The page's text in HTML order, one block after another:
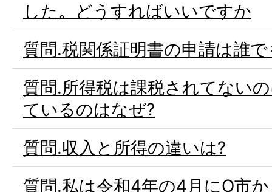
した。どうすればいいですか
質問.税関係証明書の申請は誰
質問.所得税は課税されてない
ているのはなぜ?
質問.収入と所得の違いは?
質問.私は令和4年の4月にO市